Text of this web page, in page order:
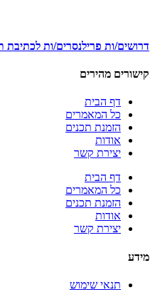
דרושים/ות פרילנסרים/ות לכתיבת
קישורים מהירים
דף הבית
כל המאמרים
הזמנת תכנים
אודות
יצירת קשר
דף הבית
כל המאמרים
הזמנת תכנים
אודות
יצירת קשר
מידע
תנאי שימוש